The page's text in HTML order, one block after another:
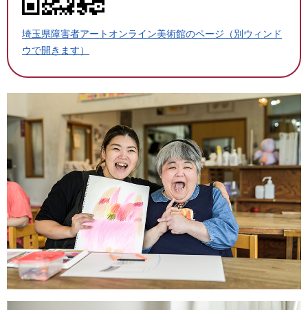
埼玉県障害者アートオンライン美術館のページ（別ウィンド
ウで開きます）